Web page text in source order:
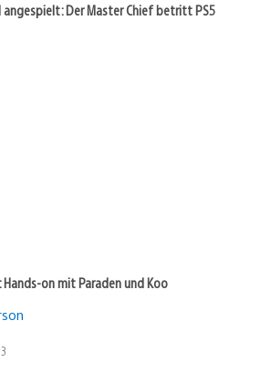
angespielt: Der Master Chief betritt PS5
on mit Paraden und Koo
3